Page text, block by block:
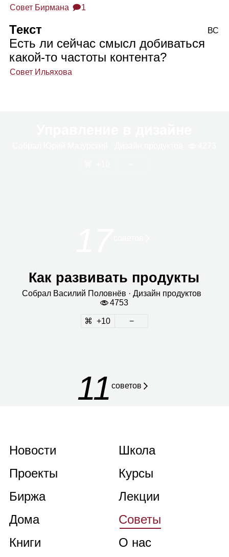
Совет Бирмана 🗩1
Текст
Есть ли сейчас смысл добиваться
какой‑то частоты контента?
Совет Ильяхова
ВС
Как развивать продукты
Собрал Васи­лий Полов­нёв · Дизайн про­дук­тов
4753
10
11советов
Новости
Проекты
Биржа
Дома
Книги
Школа
Курсы
Лекции
Советы
О нас